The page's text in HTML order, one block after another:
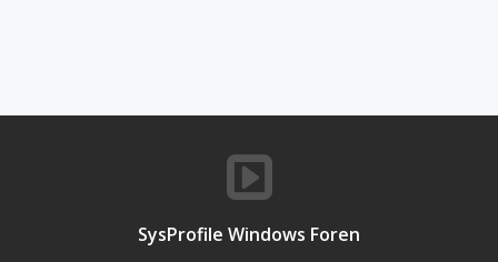
SysProfile Windows Foren